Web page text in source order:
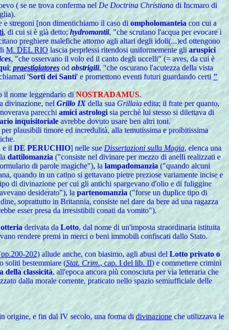
( se ne trova conferma nelDe Doctrina Christianadi Incmaro di
stregoni [non dimentichiamo il caso di ompholomanteiacon cui a
, di cui si è già detto;hydromantii, "che scrutano l'acqua per evocare i
preghiere malefiche attorno agli altari degli idoli(...)ed ottengono
M. DEL RIOlascia perprlessi ritendosi uniformemente gli aruspici
, "che osservano il volo ed il canto degli uccelli" (= aves, da cuiè
; praestigiatoresodobstrigili, "che oscurano l'acutezza della vista
'Sorti dei Santi' e promettono eventi futuri guardando certi"
il nome leggendario diNOSTRADAMUS.
divinazione, nelGrillo IXdella suaGrillaiaedita; il frate per quanto,
parecchiamici astrologi sia perchè lui stesso si dilettava di
inquisitorialeavrebbe dovuto usare ben altri toni.
per plausibili timore ed incredulità, alla temutissima e proibitissima
e il DE PERUCHIO] nelle sueDissertazioni sulla Magia, elenca una
dattilomanzia ("consiste nel divinare per mezzo di anelli realizzati e
di parole magiche"), lalampadomanzia("quando alcuni
quando in un catino si gettavano pietre preziose variamente incise e
di divinazione per cui gli antichi spargevano d'olio e di fuliggine
desiderato"), lapartenomanzia ("forse un duplice tipo di
soprattutto in Britannia, consiste nel dare da bere ad una ragazza
esser presa da irresistibili conati da vomito").
derivata daLotto, dal nome di un'imposta straordinaria istituita
rendere premi in merci o beni immobili confiscati dallo Stato.
202) allude anche, con biasimo, agli abusi del Lotto privato o
soliti bestemmiare (Stat. Crim., cap. I del lib. II) e commettere crimini
della classicità, all'epoca ancora più conosciuta per via letteraria che
dalla morale corrente, praticato nello spazio semiufficiale delle
origine, e fin dal IV secolo, una forma didivinazioneche utilizzava le